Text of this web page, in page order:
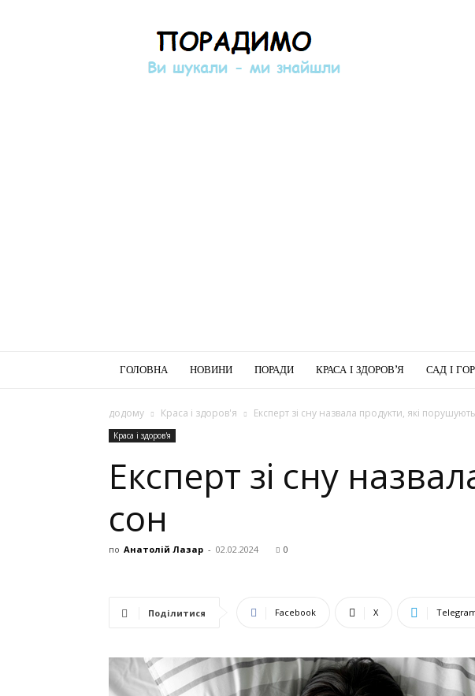
Порадимо
ГОЛОВНА НОВИНИ ПОРАДИ КРАСА І ЗДОРОВ’Я САД І
додому Краса і здоров'я Експерт зі сну назвала продукти, які
Краса і здоров'я
Експерт зі сну
сон
по Анатолій Лазар - 02.02.2024 0
Поділитися Facebook X